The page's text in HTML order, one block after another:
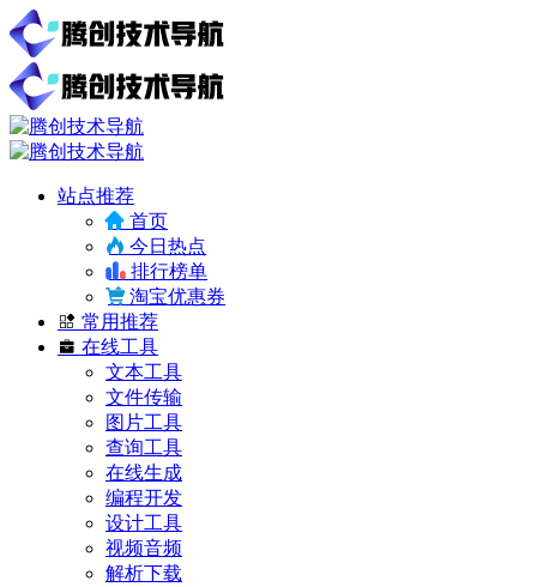
站点推荐
首页
今日热点
排行榜单
淘宝优惠券
常用推荐
在线工具
文本工具
文件传输
图片工具
查询工具
在线生成
编程开发
设计工具
视频音频
解析下载